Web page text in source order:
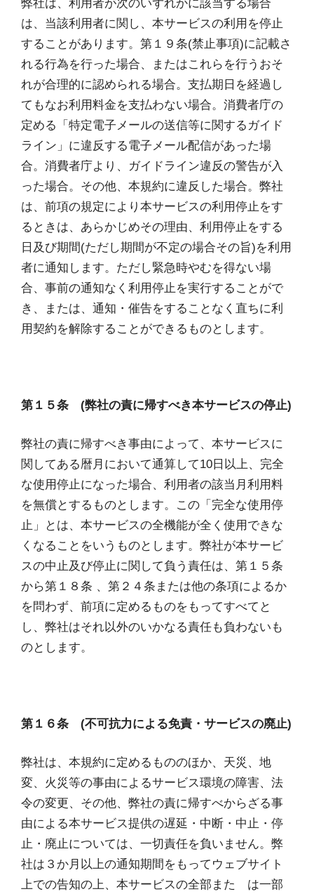
弊社は、利用者が次のいずれかに該当する場合
は、当該利用者に関し、本サービスの利用を停止
することがあります。第１９条(禁止事項)に記載さ
れる行為を行った場合、またはこれらを行うおそ
れが合理的に認められる場合。支払期日を経過し
てもなお利用料金を支払わない場合。消費者庁の
定める「特定電子メールの送信等に関するガイド
ライン」に違反する電子メール配信があった場
合。消費者庁より、ガイドライン違反の警告が入
った場合。その他、本規約に違反した場合。弊社
は、前項の規定により本サービスの利用停止をす
るときは、あらかじめその理由、利用停止をする
日及び期間(ただし期間が不定の場合その旨)を利用
者に通知します。ただし緊急時やむを得ない場
合、事前の通知なく利用停止を実行することがで
き、または、通知・催告をすることなく直ちに利
用契約を解除することができるものとします。
第１５条 (弊社の責に帰すべき本サービスの停止)
弊社の責に帰すべき事由によって、本サービスに
関してある暦月において通算して10日以上、完全
な使用停止になった場合、利用者の該当月利用料
を無償とするものとします。この「完全な使用停
止」とは、本サービスの全機能が全く使用できな
くなることをいうものとします。弊社が本サービ
スの中止及び停止に関して負う責任は、第１５条
から第１８条 、第２４条または他の条項によるか
を問わず、前項に定めるものをもってすべてと
し、弊社はそれ以外のいかなる責任も負わないも
のとします。
第１６条 (不可抗力による免責・サービスの廃止)
弊社は、本規約に定めるもののほか、天災、地
変、火災等の事由によるサービス環境の障害、法
令の変更、その他、弊社の責に帰すべからざる事
由による本サービス提供の遅延・中断・中止・停
止・廃止については、一切責任を負いません。弊
社は３か月以上の通知期間をもってウェブサイト
上での告知の上、本サービスの全部また は一部